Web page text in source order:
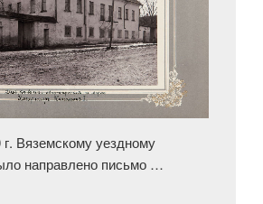
Вяземскому уездному
направлено письмо …